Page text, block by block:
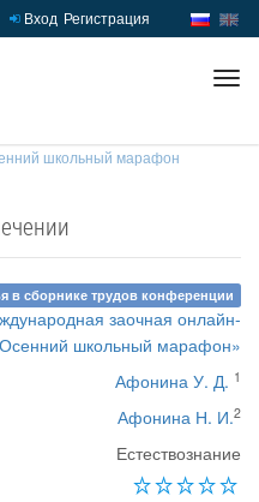
Вход Регистрация
школьный марафон
в сборнике трудов конференции
заочная онлайн-
школьный марафон»
Афонина У. Д. 1
Афонина Н. И.2
Естествознание